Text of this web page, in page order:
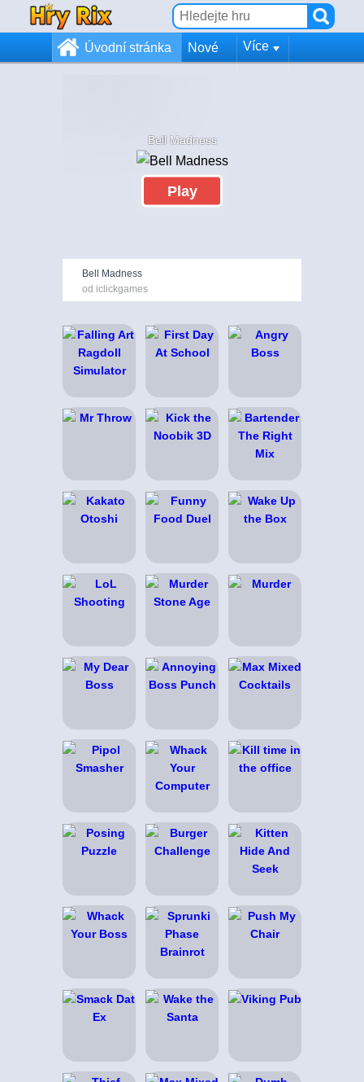
Úvodní stránka Nové Více
Bell Madness
Play
Bell Madness
od iclickgames